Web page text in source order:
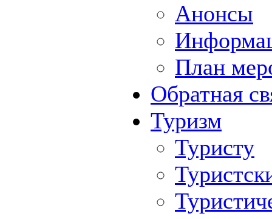
Анонсы
План
Обратная
Туризм
Туристу